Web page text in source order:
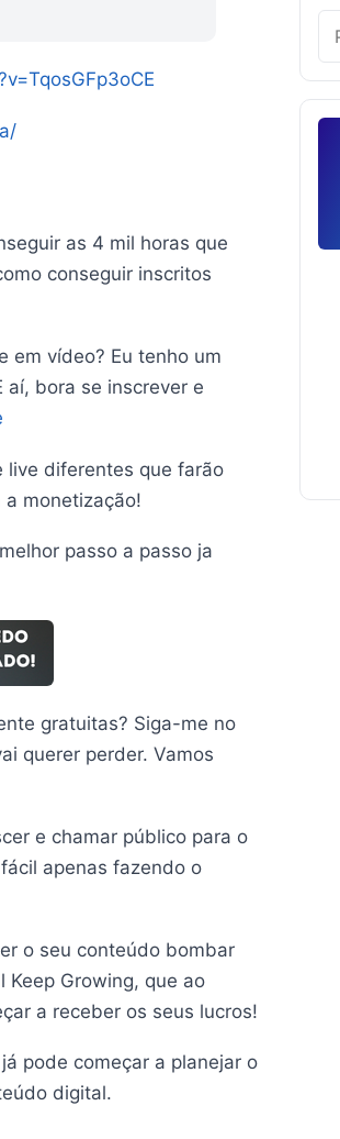
as 4 mil horas que
conseguir inscritos
e em vídeo? Eu tenho um
aí, bora se inscrever e
live diferentes que farão
monetização!
passo a passo ja
gratuitas? Siga-me no
querer perder. Vamos
e chamar público para o
apenas fazendo o
o seu conteúdo bombar
Growing, que ao
a receber os seus lucros!
pode começar a planejar o
digital.